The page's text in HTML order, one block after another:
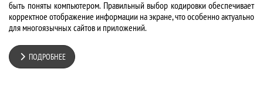
быть поняты компьютером. Правильный выбор кодировки обеспечивает
корректное отображение информации на экране, что особенно актуально
для многоязычных сайтов и приложений.
ПОДРОБНЕЕ